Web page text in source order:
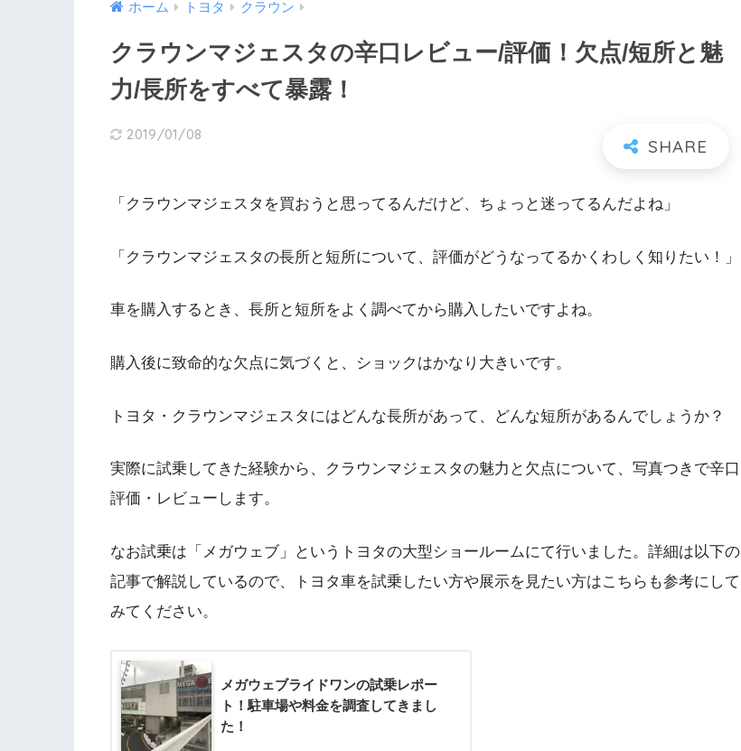
ホーム トヨタ クラウン
クラウンマジェスタの辛口レビュー/評価！欠点/短所と魅
力/長所をすべて暴露！
2019/01/08
「クラウンマジェスタを買おうと思ってるんだけど、ちょっと迷ってるんだよね」
「クラウンマジェスタの長所と短所について、評価がどうなってるかくわしく知りたい！」
車を購入するとき、長所と短所をよく調べてから購入したいですよね。
購入後に致命的な欠点に気づくと、ショックはかなり大きいです。
トヨタ・クラウンマジェスタにはどんな長所があって、どんな短所があるんでしょうか？
実際に試乗してきた経験から、クラウンマジェスタの魅力と欠点について、写真つきで辛口
評価・レビューします。
なお試乗は「メガウェブ」というトヨタの大型ショールームにて行いました。詳細は以下の
記事で解説しているので、トヨタ車を試乗したい方や展示を見たい方はこちらも参考にして
みてください。
メガウェブライドワンの試乗レポー
ト！駐車場や料金を調査してきまし
た！